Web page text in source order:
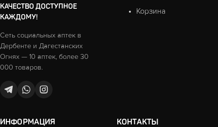
КАЧЕСТВО ДОСТУПНОЕ
КАЖДОМУ!
Сеть социальных аптек в
Дербенте и Дагестанских
Огнях — 10 аптек, более 30
000 товаров.
Корзина
ИНФОРМАЦИЯ КОНТАКТЫ